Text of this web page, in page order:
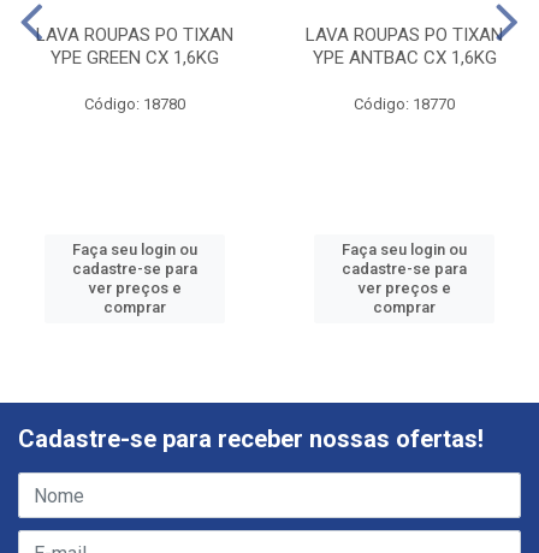
LAVA ROUPAS PO TIXAN
YPE GREEN CX 1,6KG
Código: 18780
Faça seu login ou
cadastre-se para
ver preços e
comprar
LAVA ROUPAS PO TIXAN
YPE ANTBAC CX 1,6KG
Código: 18770
Faça seu login ou
cadastre-se para
ver preços e
comprar
Cadastre-se para receber nossas ofertas!